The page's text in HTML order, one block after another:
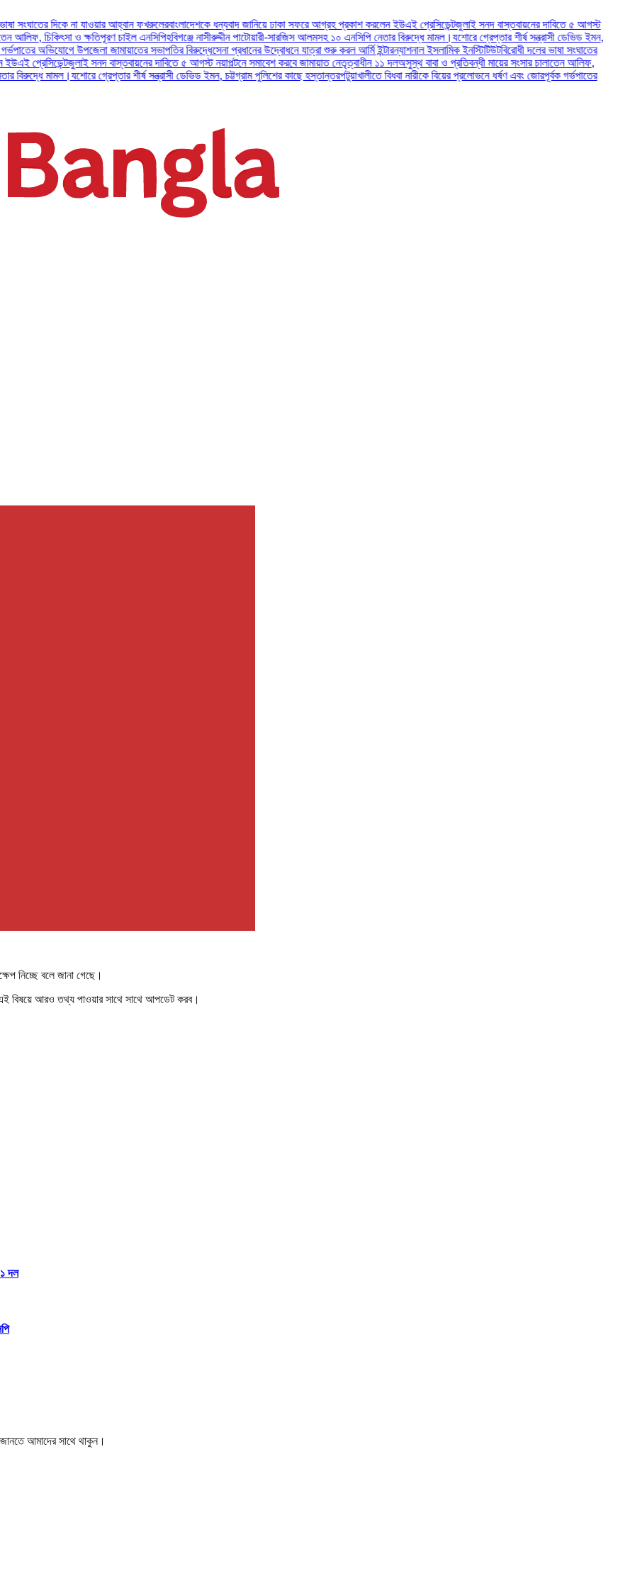
দিকে না যাওয়ার আহ্বান ফখরুলেরবাংলাদেশকে ধন্যবাদ জানিয়ে ঢাকা সফরে আগ্রহ প্রকাশ করলেন ইউএই প্রেসিডেন্টজুলাই সনদ বাস্তবায়নের দাবিতে ৫ আগস্ট
ও ক্ষতিপূরণ চাইল এনসিপিহবিগঞ্জে নাসীরুদ্দীন পাটোয়ারী-সারজিস আলমসহ ১০ এনসিপি নেতার বিরুদ্ধে মামল।যশোরে গ্রেপ্তার শীর্ষ সন্ত্রাসী ডেভিড ইমন,
উপজেলা জামায়াতের সভাপতির বিরুদ্ধেসেনা প্রধানের উদ্বোধনে যাত্রা শুরু করল আর্মি ইন্টারন্যাশনাল ইসলামিক ইনস্টিটিউটবিরোধী দলের ভাষা সংঘাতের
জুলাই সনদ বাস্তবায়নের দাবিতে ৫ আগস্ট নয়াপল্টনে সমাবেশ করবে জামায়াত নেতৃত্বাধীন ১১ দলঅসুস্থ বাবা ও প্রতিবন্ধী মায়ের সংসার চালাতেন আলিফ,
মামল।যশোরে গ্রেপ্তার শীর্ষ সন্ত্রাসী ডেভিড ইমন, চট্টগ্রাম পুলিশের কাছে হস্তান্তরপটুয়াখালীতে বিধবা নারীকে বিয়ের প্রলোভনে ধর্ষণ এবং জোরপূর্বক গর্ভপাতের
নিচ্ছে বলে জানা গেছে।
বিষয়ে আরও তথ্য পাওয়ার সাথে সাথে আপডেট করব।
দল
আমাদের সাথে থাকুন।